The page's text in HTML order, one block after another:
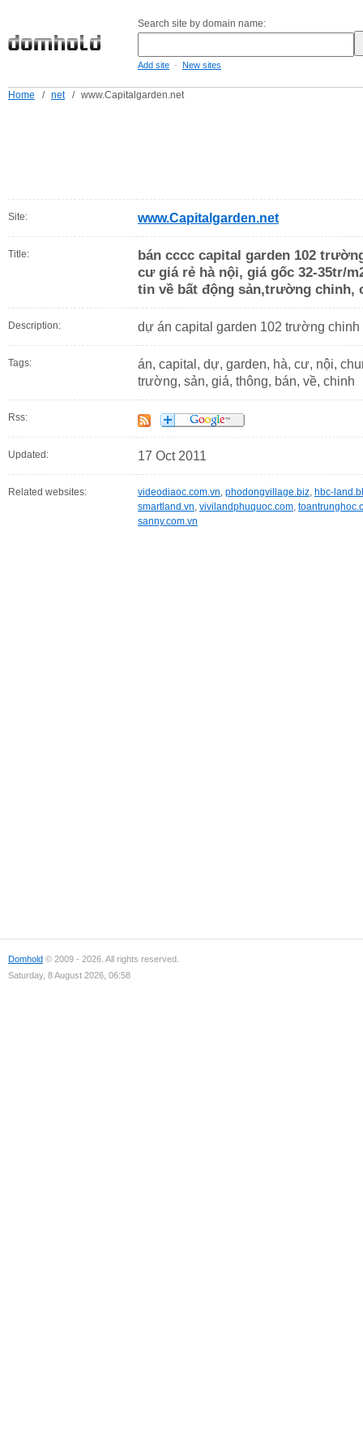
Search site by domain name:
Add site - New sites
Home / net / www.Capitalgarden.net
Site: www.Capitalgarden.net
Title:
bán cccc capital garden 102
cư giá rẻ hà nội, giá gốc 32-35tr/
tin về bất động sản,trường chinh,
Description: dự án capital garden 102 trường chinh
Tags:
án, capital, dự, garden, hà, cư, nội,
trường, sản, giá, thông, bán, về, chinh
Rss:
Updated: 17 Oct 2011
Related websites: videodiaoc.com.vn, phodongvillage.biz, hbc-
smartland.vn, vivilandphuquoc.com,
sanny.com.vn
Domhold © 2009 - 2026. All rights reserved.
Saturday, 8 August 2026, 06:58